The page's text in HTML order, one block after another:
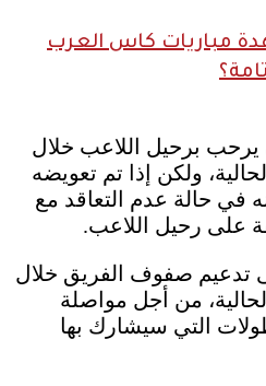
مباريات كاس العرب
برحيل اللاعب خلال
ولكن إذا تم تعويضه
في حالة عدم التعاقد مع
على رحيل اللاعب.
تدعيم صفوف الفريق خلال
من أجل مواصلة
التي سيشارك بها